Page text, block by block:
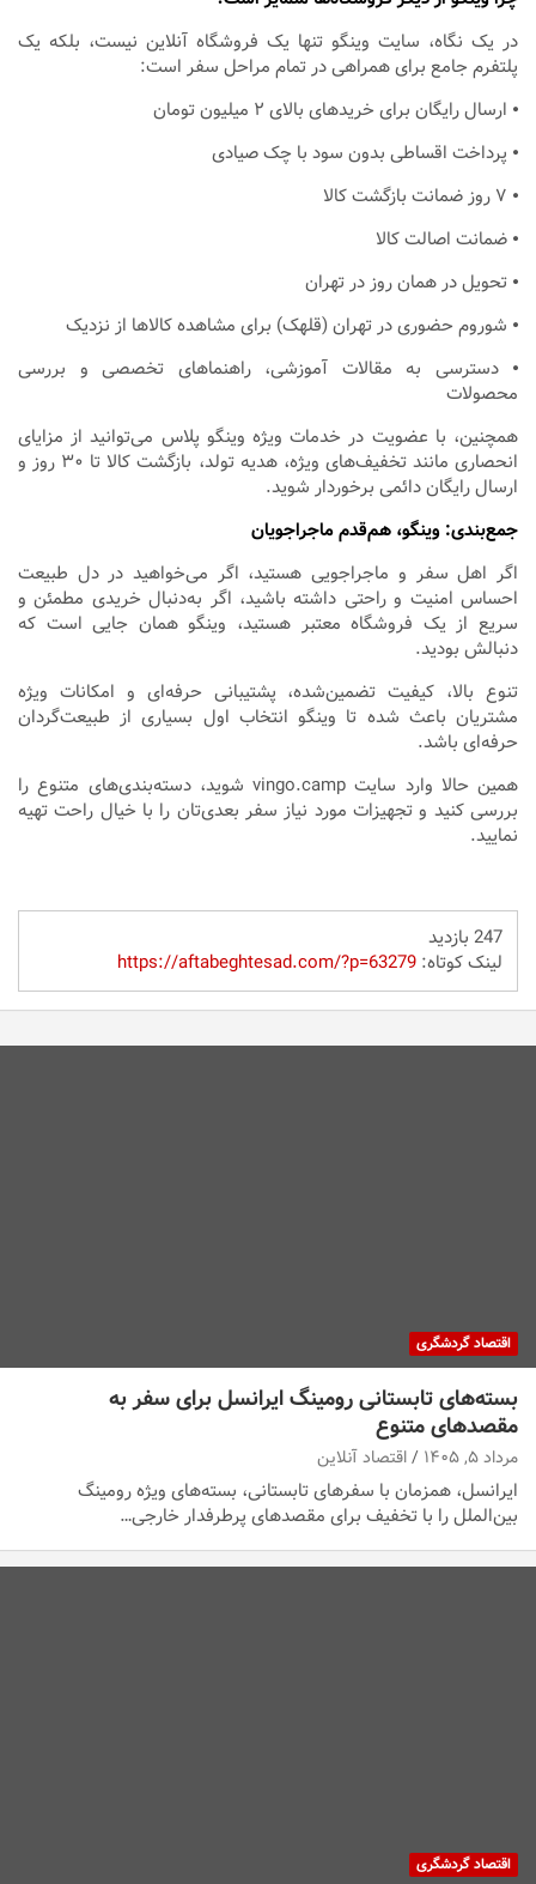
در یک نگاه، سایت وینگو تنها یک فروشگاه آنلاین نیست، بلکه یک
پلتفرم جامع برای همراهی در تمام مراحل سفر است:
⦁ ارسال رایگان برای خریدهای بالای ۲ میلیون تومان
⦁ پرداخت اقساطی بدون سود با چک صیادی
⦁ ۷ روز ضمانت بازگشت کالا
⦁ ضمانت اصالت کالا
⦁ تحویل در همان روز در تهران
⦁ شوروم حضوری در تهران (قلهک) برای مشاهده کالاها از نزدیک
⦁ دسترسی به مقالات آموزشی، راهنماهای تخصصی و بررسی
محصولات
همچنین، با عضویت در خدمات ویژه وینگو پلاس می‌توانید از مزایای
انحصاری مانند تخفیف‌های ویژه، هدیه تولد، بازگشت کالا تا ۳۰ روز و
ارسال رایگان دائمی برخوردار شوید.
جمع‌بندی: وینگو، هم‌قدم ماجراجویان
اگر اهل سفر و ماجراجویی هستید، اگر می‌خواهید در دل طبیعت
احساس امنیت و راحتی داشته باشید، اگر به‌دنبال خریدی مطمئن و
سریع از یک فروشگاه معتبر هستید، وینگو همان جایی است که
دنبالش بودید.
تنوع بالا، کیفیت تضمین‌شده، پشتیبانی حرفه‌ای و امکانات ویژه
مشتریان باعث شده تا وینگو انتخاب اول بسیاری از طبیعت‌گردان
حرفه‌ای باشد.
همین حالا وارد سایت vingo.camp شوید، دسته‌بندی‌های متنوع را
بررسی کنید و تجهیزات مورد نیاز سفر بعدی‌تان را با خیال راحت تهیه
نمایید.
247 بازدید
لینک کوتاه:https://aftabeghtesad.com/?p=63279
اقتصاد گردشگری
بسته‌های تابستانی رومینگ ایرانسل برای سفر به
مقصدهای متنوع
مرداد ۵, ۱۴۰۵ اقتصاد آنلاین
ایرانسل، همزمان با سفرهای تابستانی، بسته‌های ویژه رومینگ
بین‌الملل را با تخفیف برای مقصدهای پرطرفدار خارجی…
اقتصاد گردشگری